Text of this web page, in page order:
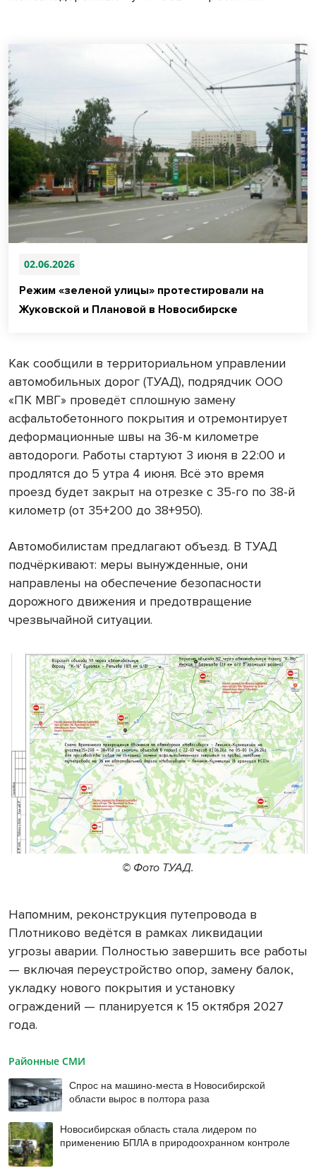
02.06.2026
Режим «зеленой улицы» протестировали на
Жуковской и Плановой в Новосибирске
Как сообщили в территориальном управлении
автомобильных дорог (ТУАД), подрядчик ООО
«ПК МВГ» проведёт сплошную замену
асфальтобетонного покрытия и отремонтирует
деформационные швы на 36-м километре
автодороги. Работы стартуют 3 июня в 22:00 и
продлятся до 5 утра 4 июня. Всё это время
проезд будет закрыт на отрезке с 35-го по 38-й
километр (от 35+200 до 38+950).
Автомобилистам предлагают объезд. В ТУАД
подчёркивают: меры вынужденные, они
направлены на обеспечение безопасности
дорожного движения и предотвращение
чрезвычайной ситуации.
© Фото ТУАД.
Напомним, реконструкция путепровода в
Плотниково ведётся в рамках ликвидации
угрозы аварии. Полностью завершить все работы
— включая переустройство опор, замену балок,
укладку нового покрытия и установку
ограждений — планируется к 15 октября 2027
года.
Районные СМИ
Спрос на машино-места в Новосибирской
области вырос в полтора раза
Новосибирская область стала лидером по
применению БПЛА в природоохранном контроле